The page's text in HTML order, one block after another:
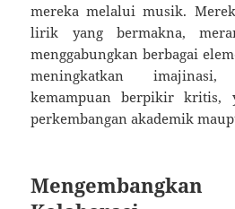
mereka melalui musik.
lirik yang bermakna,
menggabungkan berbagai
meningkatkan
kemampuan berpikir kritis,
perkembangan akademik
Mengembangkan